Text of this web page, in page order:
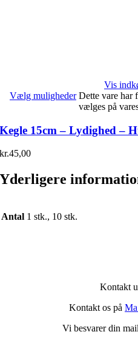
Vis
Vælg muligheder Dette vare har
vælges på
Kegle 15cm – Lydighed –
kr.45,00
Yderligere
Antal 1 stk., 10 stk.
Kontakt
Kontakt os på
Vi besvarer din